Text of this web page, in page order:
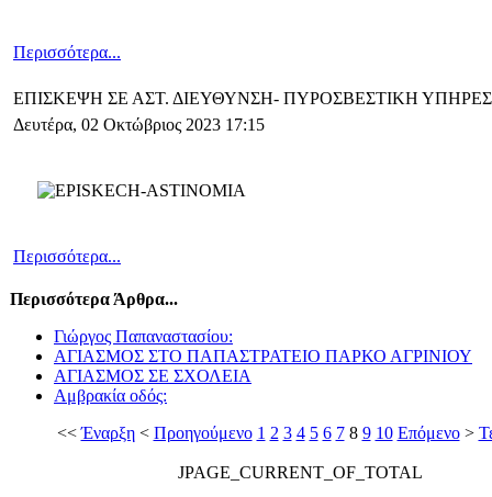
Περισσότερα...
ΕΠΙΣΚΕΨΗ ΣΕ ΑΣΤ. ΔΙΕΥΘΥΝΣΗ- ΠΥΡΟΣΒΕΣΤΙΚΗ
Δευτέρα, 02 Οκτώβριος 2023 17:15
Περισσότερα...
Περισσότερα Άρθρα...
Γιώργος Παπαναστασίου:
ΑΓΙΑΣΜΟΣ ΣΤΟ ΠΑΠΑΣΤΡΑΤΕΙΟ ΠΑΡΚΟ ΑΓΡΙΝΙΟΥ
ΑΓΙΑΣΜΟΣ ΣΕ ΣΧΟΛΕΙΑ
Αμβρακία οδός:
<<Έναρξη< Προηγούμενο 1 2 3 4 5 6 7 8 9 10 Επόμενο>
JPAGE_CURRENT_OF_TOTAL